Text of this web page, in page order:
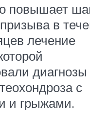
повышает
в
лечение
диагнозы
с
и грыжами.